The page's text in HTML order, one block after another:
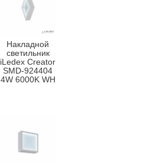
Накладной
светильник
iLedex Creator
SMD-924404
4W 6000K WH